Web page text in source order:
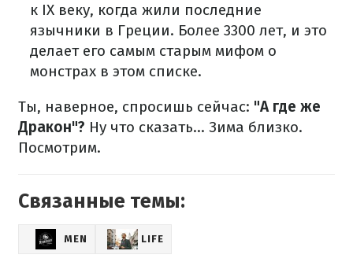
к IX веку, когда жили последние
язычники в Греции. Более 3300 лет, и это
делает его самым старым мифом о
монстрах в этом списке.
Ты, наверное, спросишь сейчас: "А где же
Дракон"? Ну что сказать... Зима близко.
Посмотрим.
Связанные темы:
MEN LIFE